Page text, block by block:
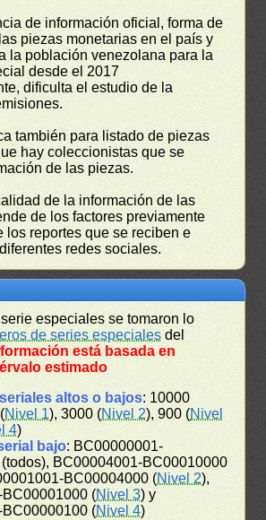
de información oficial, forma de
piezas monetarias en el país y
la población venezolana para la
desde el 2017
dificulta el estudio de la
también para listado de piezas
hay coleccionistas que se
de las piezas.
de la información de las
de los factores previamente
los reportes que se reciben e
redes sociales.
especiales se tomaron lo
de series especiales del
está basada en
estimado
altos o bajos: 10000
Nivel 1), 3000 (Nivel 2), 900 (Nivel
4)
bajo: BC00000001-
BC00004001-BC00010000
BC00004000 (Nivel 2),
(Nivel 3) y
(Nivel 4)